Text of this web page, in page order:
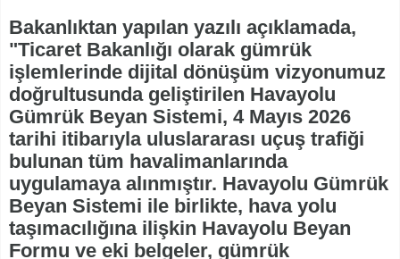
Bakanlıktan yapılan yazılı açıklamada,
"Ticaret Bakanlığı olarak gümrük
işlemlerinde dijital dönüşüm vizyonumuz
doğrultusunda geliştirilen Havayolu
Gümrük Beyan Sistemi, 4 Mayıs 2026
tarihi itibarıyla uluslararası uçuş trafiği
bulunan tüm havalimanlarında
uygulamaya alınmıştır. Havayolu Gümrük
Beyan Sistemi ile birlikte, hava yolu
taşımacılığına ilişkin Havayolu Beyan
Formu ve eki belgeler, gümrük